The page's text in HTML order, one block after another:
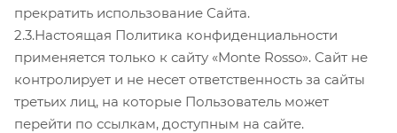
прекратить использование Сайта.
2.3.Настоящая Политика конфиденциальности
применяется только к сайту «Monte Rosso». Сайт не
контролирует и не несет ответственность за сайты
третьих лиц, на которые Пользователь может
перейти по ссылкам, доступным на сайте.